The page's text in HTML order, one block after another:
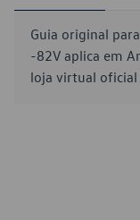
Guia original
-82V aplica em
loja virtual oficial